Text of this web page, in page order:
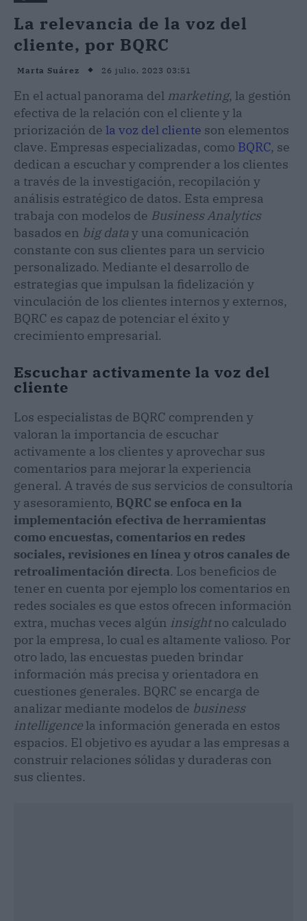
La relevancia de la voz del
cliente, por BQRC
Marta Suárez 26 julio, 2023 03:51
En el actual panorama del marketing, la gestión
efectiva de la relación con el cliente y la
priorización de la voz del cliente son elementos
clave. Empresas especializadas, como BQRC, se
dedican a escuchar y comprender a los clientes
a través de la investigación, recopilación y
análisis estratégico de datos. Esta empresa
trabaja con modelos de Business Analytics
basados en big datay una comunicación
constante con sus clientes para un servicio
personalizado. Mediante el desarrollo de
estrategias que impulsan la fidelización y
vinculación de los clientes internos y externos,
BQRC es capaz de potenciar el éxito y
crecimiento empresarial.
Escuchar activamente la voz del
cliente
Los especialistas de BQRC comprenden y
valoran la importancia de escuchar
activamente a los clientes y aprovechar sus
comentarios para mejorar la experiencia
general. A través de sus servicios de consultoría
y asesoramiento, BQRC se enfoca en la
implementación efectiva de herramientas
como encuestas, comentarios en redes
sociales, revisiones en línea y otros canales de
retroalimentación directa. Los beneficios de
tener en cuenta por ejemplo los comentarios en
redes sociales es que estos ofrecen información
extra, muchas veces algún insightno calculado
por la empresa, lo cual es altamente valioso. Por
otro lado, las encuestas pueden brindar
información más precisa y orientadora en
cuestiones generales. BQRC se encarga de
analizar mediante modelos de business
intelligence la información generada en estos
espacios. El objetivo es ayudar a las empresas a
construir relaciones sólidas y duraderas con
sus clientes.